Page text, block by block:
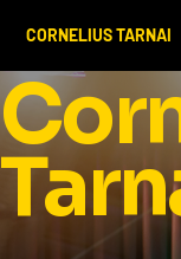
CORNELIUS TARNAI